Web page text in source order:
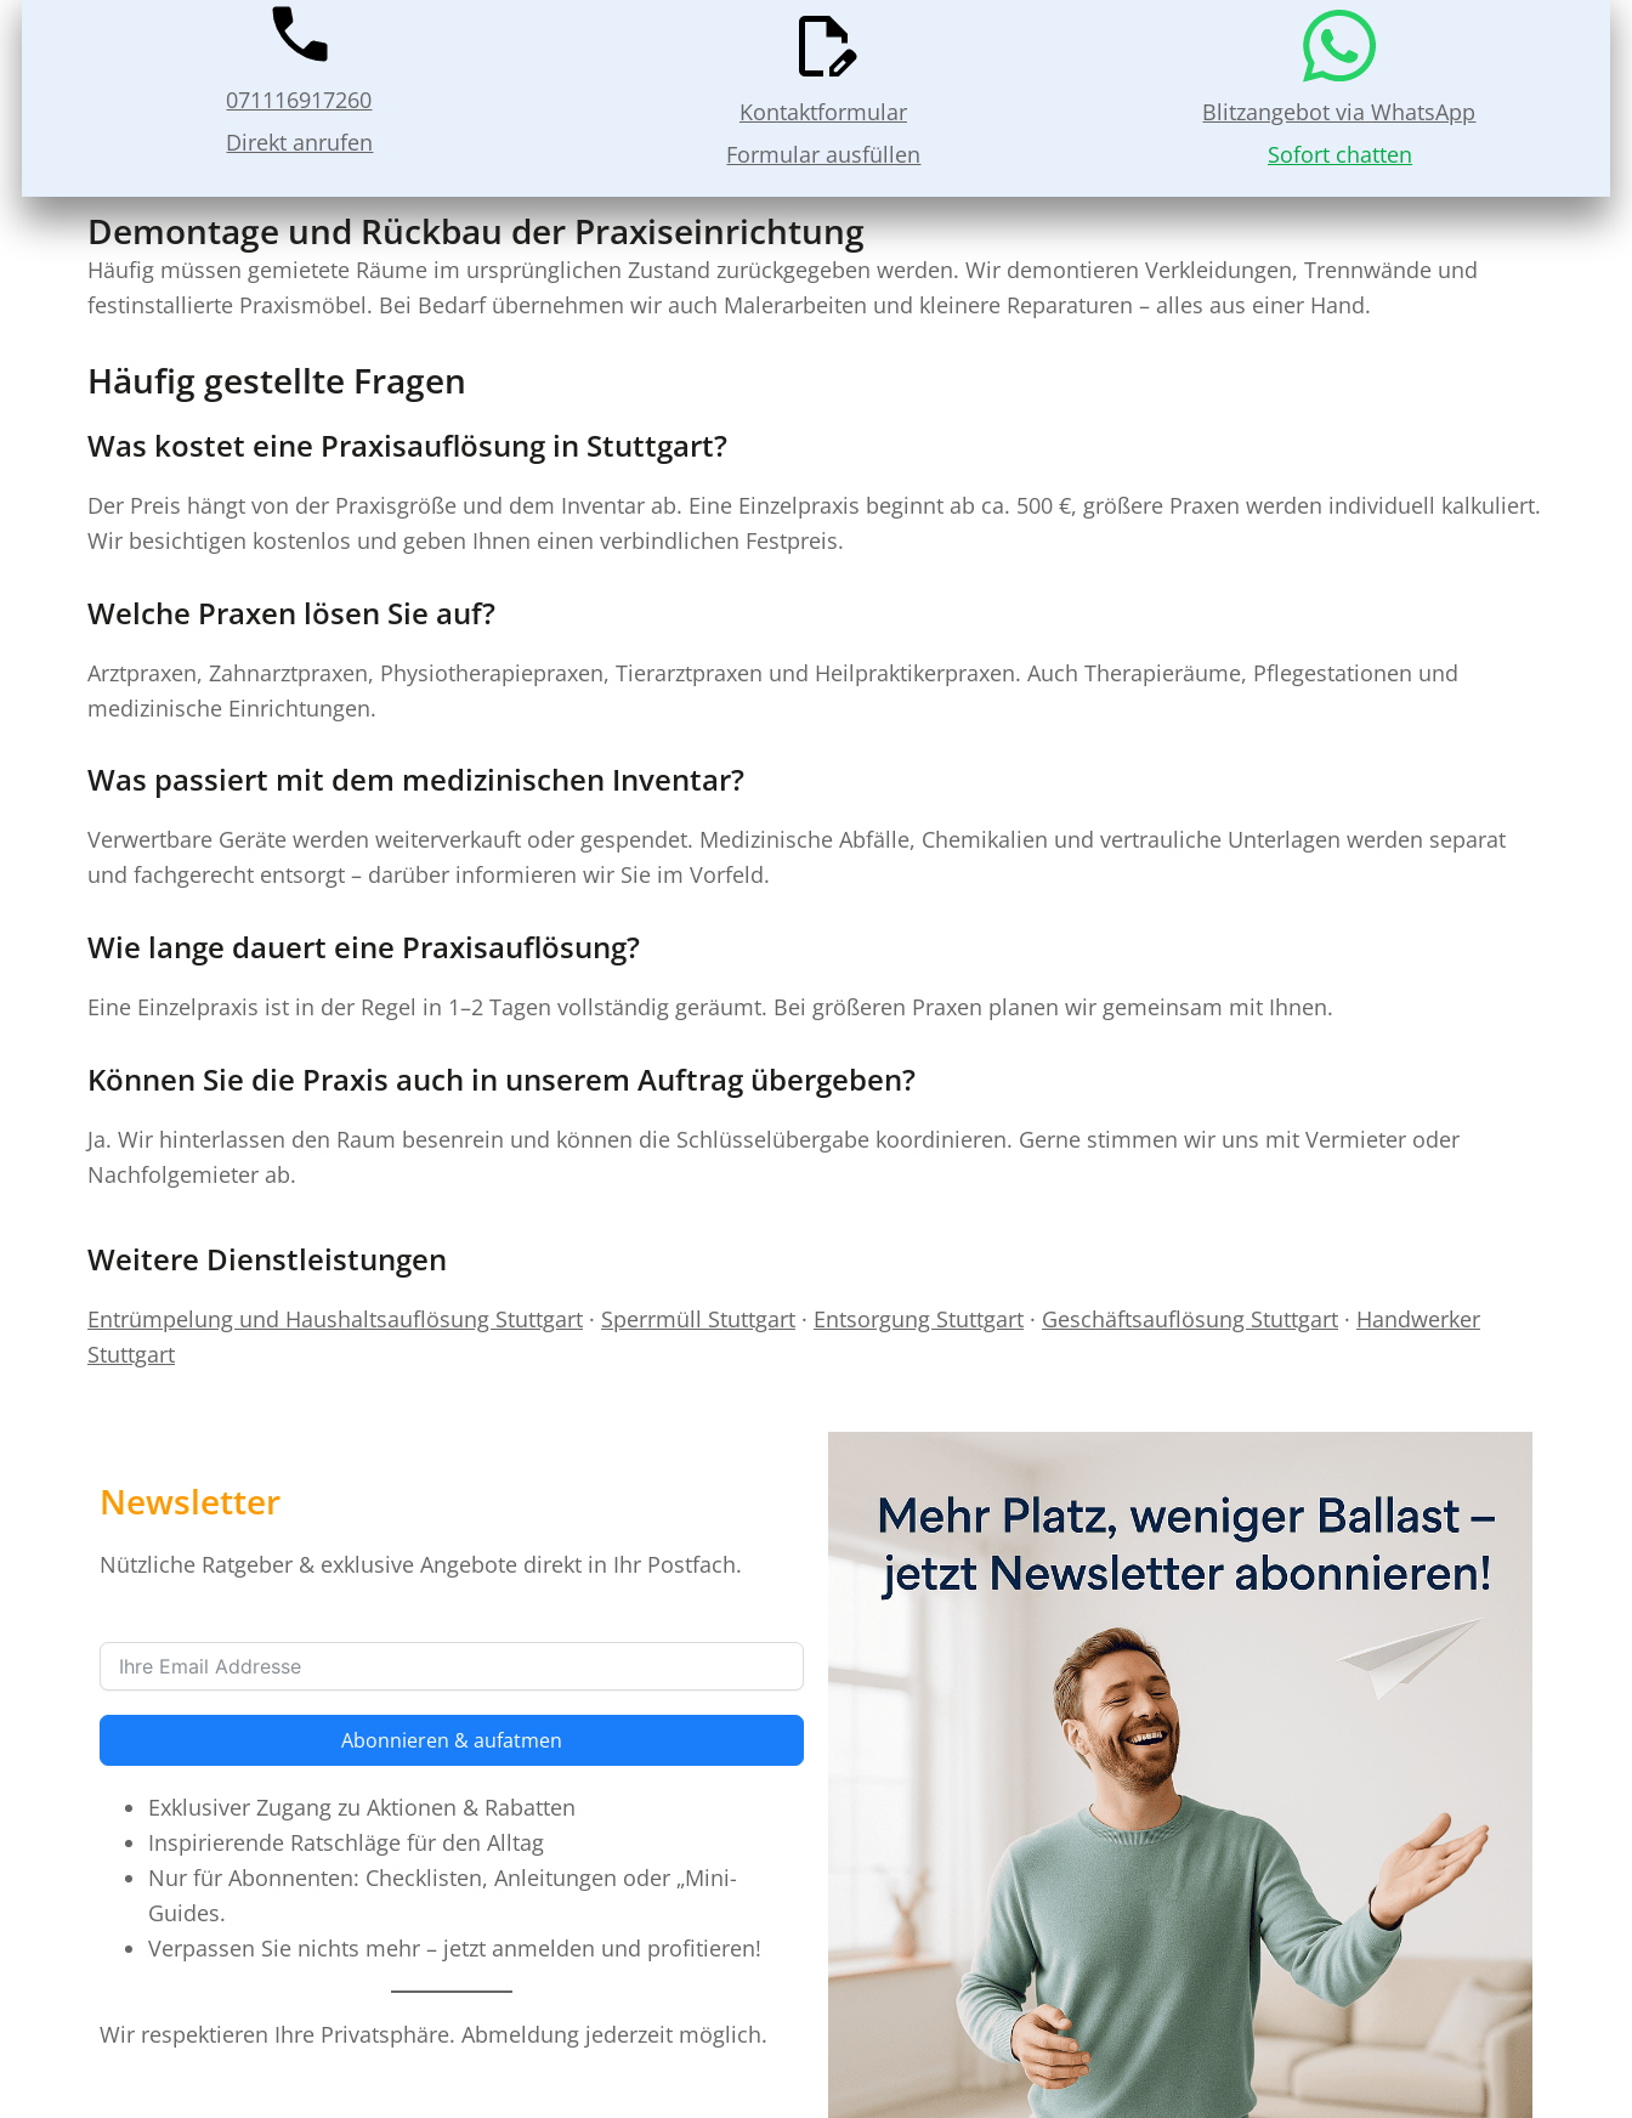
071116917260
Direkt anrufen
Kontaktformular
Formular ausfüllen
Blitzangebot via WhatsApp
Sofort chatten
Demontage und Rückbau der Praxiseinrichtung
Häufig müssen gemietete Räume im ursprünglichen Zustand zurückgegeben werden. Wir demontieren Verkleidungen, Trennwände und
festinstallierte Praxismöbel. Bei Bedarf übernehmen wir auch Malerarbeiten und kleinere Reparaturen – alles aus einer Hand.
Häufig gestellte Fragen
Was kostet eine Praxisauflösung in Stuttgart?
Der Preis hängt von der Praxisgröße und dem Inventar ab. Eine Einzelpraxis beginnt ab ca. 500 €, größere Praxen werden individuell kalkuliert.
Wir besichtigen kostenlos und geben Ihnen einen verbindlichen Festpreis.
Welche Praxen lösen Sie auf?
Arztpraxen, Zahnarztpraxen, Physiotherapiepraxen, Tierarztpraxen und Heilpraktikerpraxen. Auch Therapieräume, Pflegestationen und
medizinische Einrichtungen.
Was passiert mit dem medizinischen Inventar?
Verwertbare Geräte werden weiterverkauft oder gespendet. Medizinische Abfälle, Chemikalien und vertrauliche Unterlagen werden separat
und fachgerecht entsorgt – darüber informieren wir Sie im Vorfeld.
Wie lange dauert eine Praxisauflösung?
Eine Einzelpraxis ist in der Regel in 1–2 Tagen vollständig geräumt. Bei größeren Praxen planen wir gemeinsam mit Ihnen.
Können Sie die Praxis auch in unserem Auftrag übergeben?
Ja. Wir hinterlassen den Raum besenrein und können die Schlüsselübergabe koordinieren. Gerne stimmen wir uns mit Vermieter oder
Nachfolgemieter ab.
Weitere Dienstleistungen
Entrümpelung und Haushaltsauflösung Stuttgart · Sperrmüll Stuttgart · Entsorgung Stuttgart · Geschäftsauflösung Stuttgart · Handwerker
Stuttgart
Newsletter
Nützliche Ratgeber & exklusive Angebote direkt in Ihr Postfach.
Abonnieren & aufatmen
Exklusiver Zugang zu Aktionen & Rabatten
Inspirierende Ratschläge für den Alltag
Nur für Abonnenten: Checklisten, Anleitungen oder „Mini-
Guides.
Verpassen Sie nichts mehr – jetzt anmelden und profitieren!
Wir respektieren Ihre Privatsphäre. Abmeldung jederzeit möglich.